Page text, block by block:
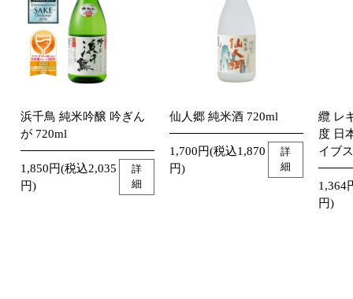
浜千鳥 純米吟醸 吟ぎん
が 720ml
1,850円(税込2,035
円)
詳
細
仙人郷 純米酒 720ml
1,700円(税込1,870
円)
詳
細
纜 レ
度 日
イブ
1,364
円)